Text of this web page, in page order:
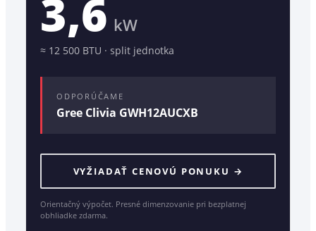
3,6 kW
≈ 12 500 BTU · split jednotka
ODPORÚČAME
Gree Clivia GWH12AUCXB
VYŽIADAŤ CENOVÚ PONUKU →
Orientačný výpočet. Presné dimenzovanie pri bezplatnej
obhliadke zdarma.